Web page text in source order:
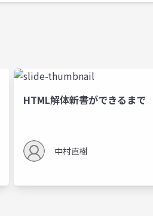
HTML解体新書ができるまで
中村直樹